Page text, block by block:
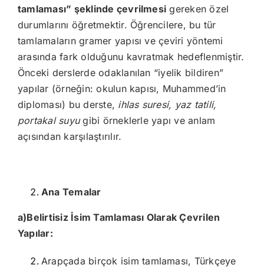
tamlaması” şeklinde çevrilmesi gereken özel
durumlarını öğretmektir. Öğrencilere, bu tür
tamlamaların gramer yapısı ve çeviri yöntemi
arasında fark olduğunu kavratmak hedeflenmiştir.
Önceki derslerde odaklanılan “iyelik bildiren”
yapılar (örneğin: okulun kapısı, Muhammed’in
diploması) bu derste, ihlas suresi, yaz tatili,
portakal suyugibi örneklerle yapı ve anlam
açısından karşılaştırılır.
Ana Temalar
a)Belirtisiz İsim Tamlaması Olarak Çevrilen
Yapılar:
Arapçada birçok isim tamlaması, Türkçeye